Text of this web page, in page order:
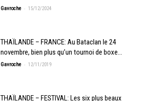
Gavroche - 15/12/2024
THAÏLANDE – FRANCE: Au Bataclan le 24
novembre, bien plus qu’un tournoi de boxe…
Gavroche - 12/11/2019
THAÏLANDE – FESTIVAL: Les six plus beaux